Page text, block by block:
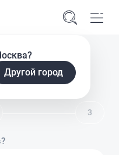
Другой город
о банке
3